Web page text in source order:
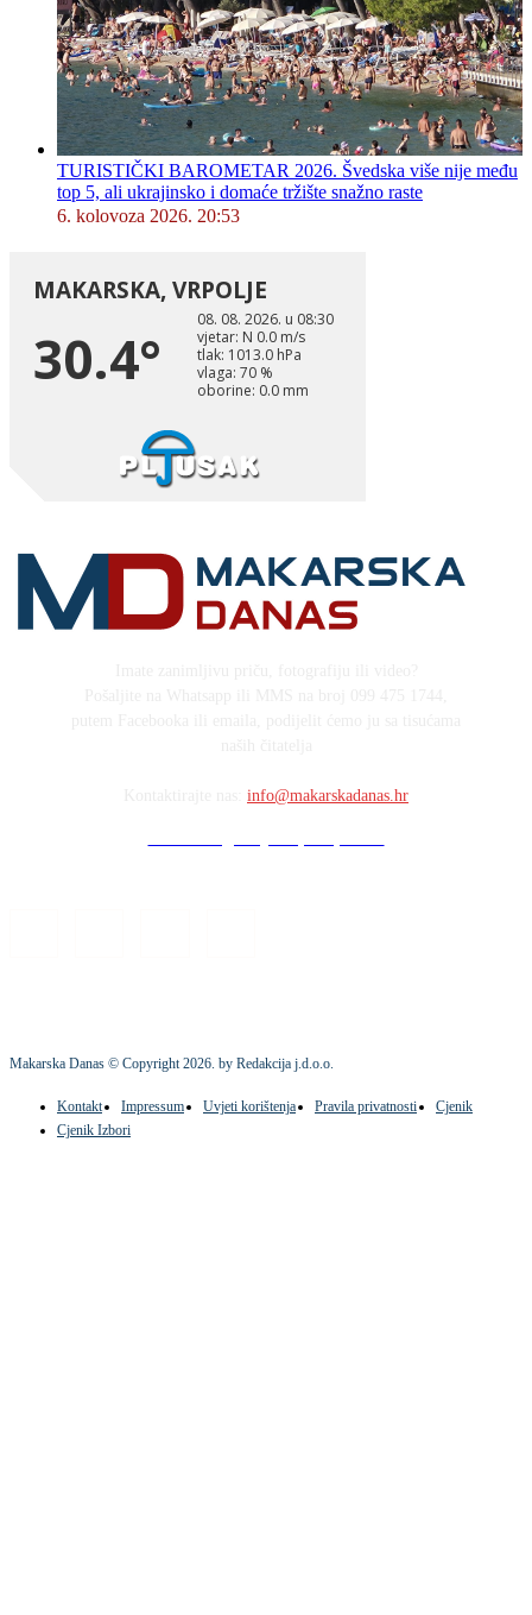
TURISTIČKI BAROMETAR 2026. Švedska više nije među
top 5, ali ukrajinsko i domaće tržište snažno raste
6. kolovoza 2026. 20:53
info@makarskadanas.hr
Makarska Danas © Copyright2026. by Redakcija j.d.o.o.
Kontakt Impressum Uvjeti korištenja Pravila privatnosti
Cjenik
Cjenik Izbori